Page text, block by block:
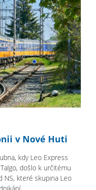
v Nové Huti
kdy Leo Express
došlo k určitému
NS, které skupina Leo